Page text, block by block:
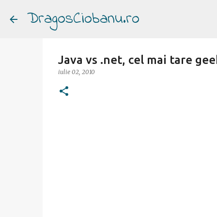
DragosCiobanu.ro
Java vs .net, cel mai tare
iulie 02, 2010